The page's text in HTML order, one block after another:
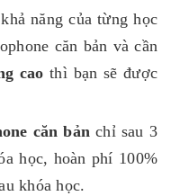
năng của từng học
căn bản và cần
cao thì bạn sẽ được
căn bản chỉ sau 3
học, hoàn phí 100%
khóa học.